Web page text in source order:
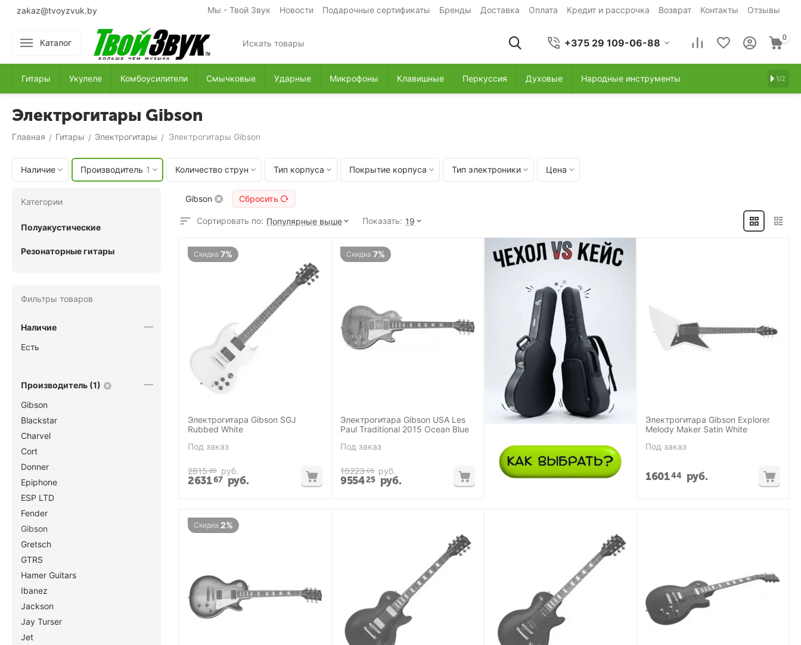
zakaz@tvoyzvuk.by Мы - Твой Звук Новости Подарочные сертификаты Бренды Доставка Оплата Кредит и рассрочка Возврат Контакты Отзывы
Каталог +375 29 109-06-88 0
Гитары Укулеле Комбоусилители Смычковые Ударные Микрофоны Клавишные Перкуссия Духовые Народные инструменты 1/2
Электрогитары Gibson
Главная / Гитары / Электрогитары / Электрогитары Gibson
Наличие Производитель 1 Количество струн Тип корпуса Покрытие корпуса Тип электроники Цена
Gibson Сбросить
Сортировать по: Популярные выше Показать: 19
Скидка 7%
Электрогитара Gibson SGJ
Rubbed White
Под заказ
2815 89 руб.
263167 руб.
Скидка 7%
Электрогитара Gibson USA Les
Paul Traditional 2015 Ocean Blue
Под заказ
10223 05 руб.
955425 руб.
Электрогитара Gibson Explorer
Melody Maker Satin White
Под заказ
160144 руб.
Скидка 2%
Категории
Полуакустические
Резонаторные гитары
Фильтры товаров
Наличие
Есть
Производитель (1)
Gibson
Blackstar
Charvel
Cort
Donner
Epiphone
ESP LTD
Fender
Gibson
Gretsch
GTRS
Hamer Guitars
Ibanez
Jackson
Jay Turser
Jet